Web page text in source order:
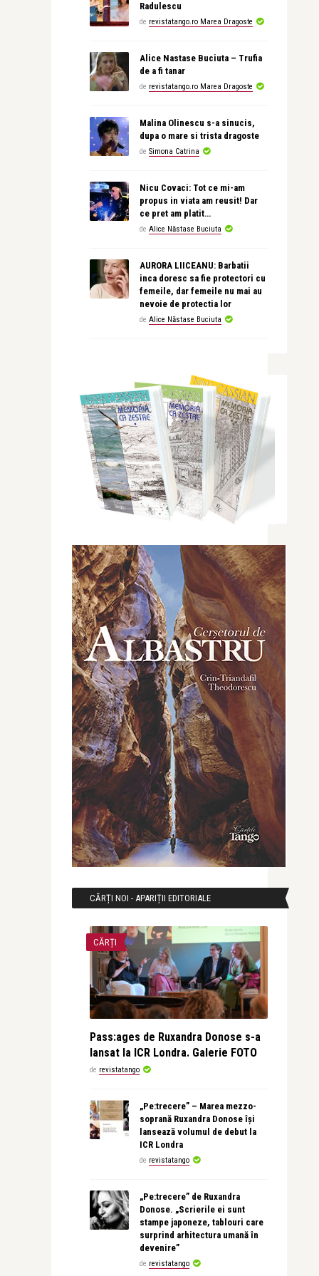
Radulescu
de revistatango.ro Marea Dragoste
Alice Nastase Buciuta – Trufia
de a fi tanar
de revistatango.ro Marea Dragoste
Malina Olinescu s-a sinucis,
dupa o mare si trista dragoste
de Simona Catrina
Nicu Covaci: Tot ce mi-am
propus in viata am reusit! Dar
ce pret am platit…
de Alice Năstase Buciuta
AURORA LIICEANU: Barbatii
inca doresc sa fie protectori cu
femeile, dar femeile nu mai au
nevoie de protectia lor
de Alice Năstase Buciuta
CĂRȚI NOI - APARIȚII EDITORIALE
CĂRȚI
Pass:ages de Ruxandra Donose s-a
lansat la ICR Londra. Galerie FOTO
de revistatango
„Pe:trecere” – Marea mezzo-
soprană Ruxandra Donose își
lansează volumul de debut la
ICR Londra
de revistatango
„Pe:trecere” de Ruxandra
Donose. „Scrierile ei sunt
stampe japoneze, tablouri care
surprind arhitectura umană în
devenire”
de revistatango